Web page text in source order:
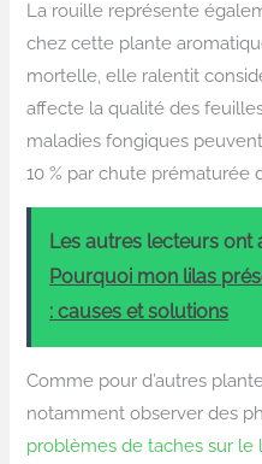
La rouille représente
chez cette plante
mortelle, elle ralentit
affecte la qualité des
maladies fongiques
10 % par chute prématurée
Les autres lecteurs ont
Pourquoi mon lilas
: causes et solutions
Comme pour d’autres
notamment observer des
problèmes de taches sur le